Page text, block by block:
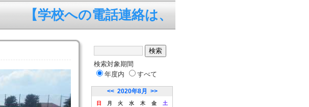
【学校への電話連絡は、平日の7:45～
検索対象期間
年度内
すべて
<< 2020年8月 >>
日 月 火 水 木 金
土